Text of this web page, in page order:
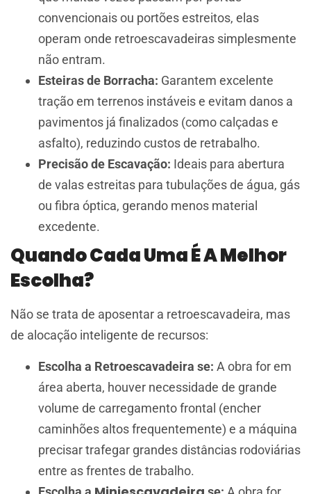
convencionais ou portões estreitos, elas
operam onde retroescavadeiras simplesmente
não entram.
Esteiras de Borracha: Garantem excelente
tração em terrenos instáveis e evitam danos a
pavimentos já finalizados (como calçadas e
asfalto), reduzindo custos de retrabalho.
Precisão de Escavação: Ideais para abertura
de valas estreitas para tubulações de água, gás
ou fibra óptica, gerando menos material
excedente.
Quando Cada Uma É A Melhor
Escolha?
Não se trata de aposentar a retroescavadeira, mas
de alocação inteligente de recursos:
Escolha a Retroescavadeira se: A obra for em
área aberta, houver necessidade de grande
volume de carregamento frontal (encher
caminhões altos frequentemente) e a máquina
precisar trafegar grandes distâncias rodoviárias
entre as frentes de trabalho.